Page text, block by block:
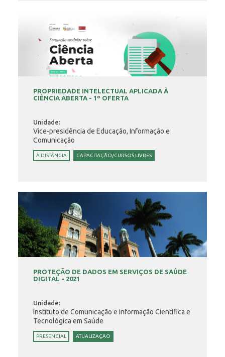
PROPRIEDADE INTELECTUAL APLICADA À
CIÊNCIA ABERTA - 1º OFERTA
Unidade:
Vice-presidência de Educação, Informação e
Comunicação
À DISTÂNCIA CAPACITAÇÃO/CURSOS LIVRES
PROTEÇÃO DE DADOS EM SERVIÇOS DE SAÚDE
DIGITAL - 2021
Unidade:
Instituto de Comunicação e Informação Científica e
Tecnológica em Saúde
PRESENCIAL ATUALIZAÇÃO